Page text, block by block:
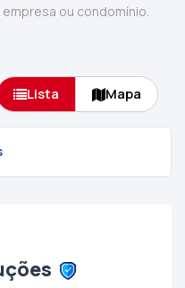
ou condomínio.
Lista Mapa